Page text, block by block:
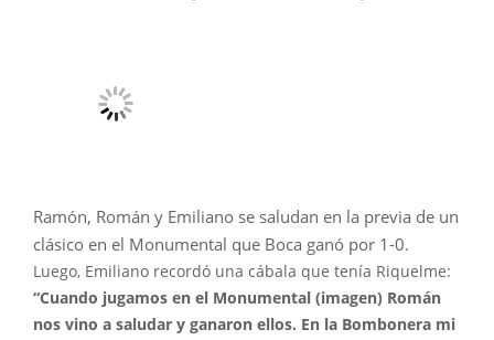
Ramón, Román y Emiliano se saludan en la previa de un
clásico en el Monumental que Boca ganó por 1-0.
Luego, Emiliano recordó una cábala que tenía Riquelme:
“Cuando jugamos en el Monumental (imagen) Román
nos vino a saludar y ganaron ellos. En la Bombonera mi